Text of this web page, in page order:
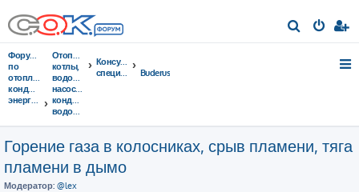
о
Форумы
по
отоплению,
кондиционированию,
энергосбережению
Отопительные
котлы,
водонагреватели,
насосы,
кондиционеры,
водоочистка...
Консультации
специалистов
Buderus
Горение газа в колосниках, срыв пламени, тяга
пламени в дымо
Модератор: @lex